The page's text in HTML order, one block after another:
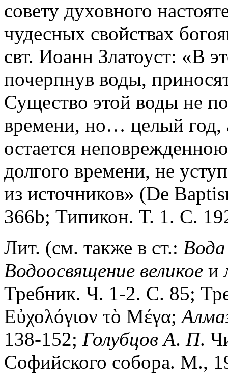
совету духовного
чудесных свойствах
свт. Иоанн Златоуст: «В
почерпнув воды,
Существо этой воды не
времени, но… целый год,
остается
долгого времени, не
из источников» (De
366b; Типикон. Т. 1. С.
Лит. (см. также в ст.: Вода
Водоосвящение великое и
Требник. Ч. 1-2. С. 85;
Εὐχολόγιον τὸ Μέγα;
138-152; Голубцов А. П.
Софийского собора. М.,